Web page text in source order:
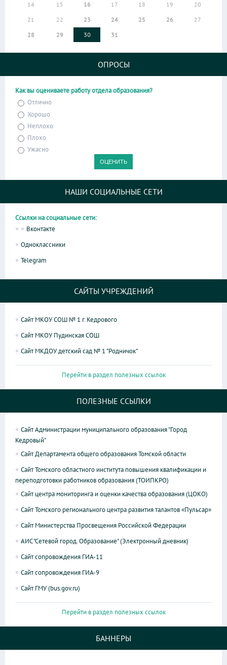
14
15 16 17 18 19
20
21
22 23 24 25 26
27
28
29 30 31
ОПРОСЫ
Как вы оцениваете работу отдела образования?
Отлично
Хорошо
Неплохо
Плохо
Ужасно
НАШИ СОЦИАЛЬНЫЕ СЕТИ
Ссылки на социальные сети:
Вконтакте
Одноклассники
Telegram
САЙТЫ УЧРЕЖДЕНИЙ
Сайт МКОУ СОШ № 1 г. Кедрового
Сайт МКОУ Пудинская СОШ
Сайт МКДОУ детский сад № 1 "Родничок"
Перейти в раздел полезных ссылок
ПОЛЕЗНЫЕ ССЫЛКИ
Сайт Администрации муниципального образования "Город
Кедровый"
Сайт Департамента общего образования Томской области
Сайт Томского областного института повышения квалификации и
переподготовки работников образования (ТОИПКРО)
Сайт центра мониторинга и оценки качества образования (ЦОКО)
Сайт Томского регионального центра развития талантов «Пульсар»
Сайт Министерства Просвещения Российской Федерации
АИС "Сетевой город. Образование" (Электронный дневник)
Сайт сопровождения ГИА-11
Сайт сопровождения ГИА-9
Сайт ГМУ (bus.gov.ru)
Перейти в раздел полезных ссылок
БАННЕРЫ